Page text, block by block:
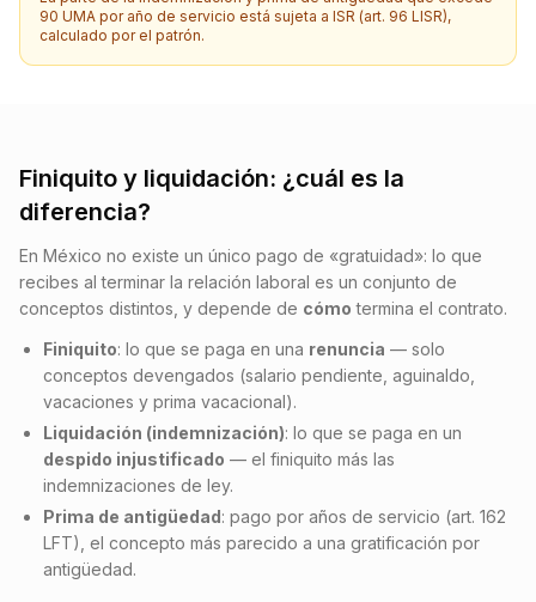
90 UMA por año de servicio está sujeta a ISR (art. 96 LISR),
calculado por el patrón.
Finiquito y liquidación: ¿cuál es la
diferencia?
En México no existe un único pago de «gratuidad»: lo que
recibes al terminar la relación laboral es un conjunto de
conceptos distintos, y depende de cómo termina el contrato.
Finiquito: lo que se paga en una renuncia — solo
conceptos devengados (salario pendiente, aguinaldo,
vacaciones y prima vacacional).
Liquidación (indemnización): lo que se paga en un
despido injustificado — el finiquito más las
indemnizaciones de ley.
Prima de antigüedad: pago por años de servicio (art. 162
LFT), el concepto más parecido a una gratificación por
antigüedad.